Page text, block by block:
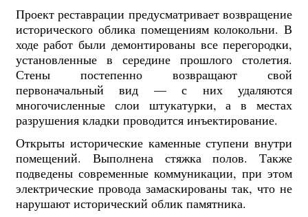
Проект реставрации предусматривает возвращение
исторического облика помещениям колокольни. В
ходе работ были демонтированы все перегородки,
установленные в середине прошлого столетия.
Стены постепенно возвращают свой
первоначальный вид — с них удаляются
многочисленные слои штукатурки, а в местах
разрушения кладки проводится инъектирование.
Открыты исторические каменные ступени внутри
помещений. Выполнена стяжка полов. Также
подведены современные коммуникации, при этом
электрические провода замаскированы так, что не
нарушают исторический облик памятника.